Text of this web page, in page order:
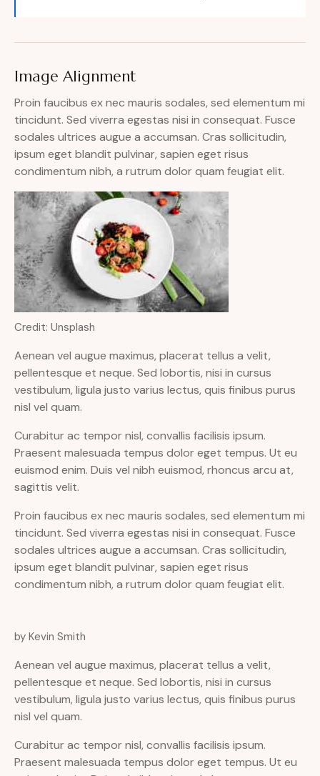
Image Alignment
Proin faucibus ex nec mauris sodales, sed elementum mi
tincidunt. Sed viverra egestas nisi in consequat. Fusce
sodales ultrices augue a accumsan. Cras sollicitudin,
ipsum eget blandit pulvinar, sapien eget risus
condimentum nibh, a rutrum dolor quam feugiat elit.
Credit: Unsplash
Aenean vel augue maximus, placerat tellus a velit,
pellentesque et neque. Sed lobortis, nisi in cursus
vestibulum, ligula justo varius lectus, quis finibus purus
nisl vel quam.
Curabitur ac tempor nisl, convallis facilisis ipsum.
Praesent malesuada tempus dolor eget tempus. Ut eu
euismod enim. Duis vel nibh euismod, rhoncus arcu at,
sagittis velit.
Proin faucibus ex nec mauris sodales, sed elementum mi
tincidunt. Sed viverra egestas nisi in consequat. Fusce
sodales ultrices augue a accumsan. Cras sollicitudin,
ipsum eget blandit pulvinar, sapien eget risus
condimentum nibh, a rutrum dolor quam feugiat elit.
by Kevin Smith
Aenean vel augue maximus, placerat tellus a velit,
pellentesque et neque. Sed lobortis, nisi in cursus
vestibulum, ligula justo varius lectus, quis finibus purus
nisl vel quam.
Curabitur ac tempor nisl, convallis facilisis ipsum.
Praesent malesuada tempus dolor eget tempus. Ut eu